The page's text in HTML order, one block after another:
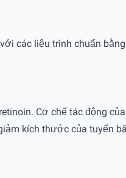
các liệu trình chuẩn
Cơ chế tác động
kích thước của tuyến